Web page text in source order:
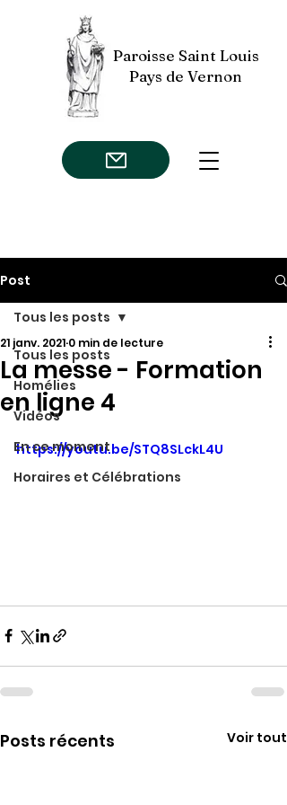
Paroisse Saint Louis
Pays de Vernon
Post
Tous les posts
Homélies
Vidéos
En ce moment
Horaires et Célébrations
Tous les posts
La messe - Formation
en ligne 4
21 janv. 2021 0 min de lecture
https://youtu.be/STQ8SLckL4U
Posts récents Voir tout